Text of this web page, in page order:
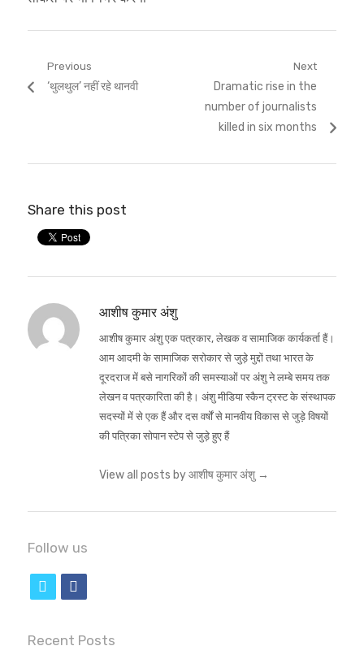
Post
navigation
Previous
Previous
‘थुलथुल’ नहीं रहे थानवी
Next
Next
post:
Dramatic rise in the
number of journalists
killed in six months
Share this post
आशीष कुमार अंशु
आशीष कुमार अंशु एक पत्रकार, लेखक व सामाजिक कार्यकर्ता हैं।
आम आदमी के सामाजिक सरोकार से जुड़े मुद्दों तथा भारत के
दूरदराज में बसे नागरिकों की समस्याओं पर अंशु ने लम्बे समय तक
लेखन व पत्रकारिता की है। अंशु मीडिया स्कैन ट्रस्ट के संस्थापक
सदस्यों में से एक हैं और दस वर्षों से मानवीय विकास से जुड़े विषयों
की पत्रिका सोपान स्टेप से जुड़े हुए हैं
View all posts by आशीष कुमार अंशु →
Follow us
i
c
Recent Posts